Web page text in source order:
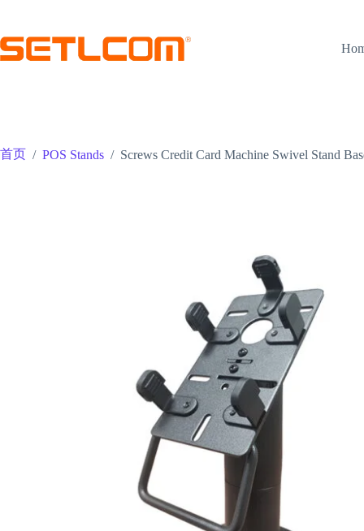
内
容
首页 / POS Stands / Screws Credit Card Machine Swivel Stand